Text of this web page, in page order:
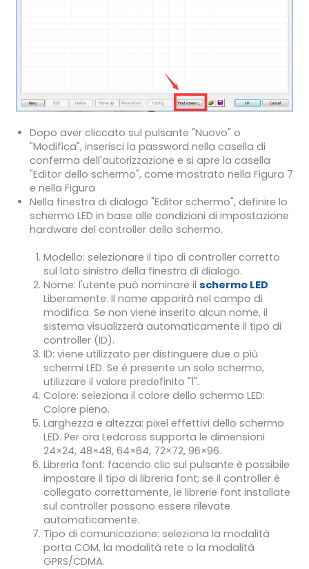
Dopo aver cliccato sul pulsante "Nuovo" o
"Modifica", inserisci la password nella casella di
conferma dell'autorizzazione e si apre la casella
"Editor dello schermo", come mostrato nella Figura 7
e nella Figura
Nella finestra di dialogo "Editor schermo", definire lo
schermo LED in base alle condizioni di impostazione
hardware del controller dello schermo.
Modello: selezionare il tipo di controller corretto
sul lato sinistro della finestra di dialogo.
Nome: l'utente può nominare il schermo LED
Liberamente. Il nome apparirà nel campo di
modifica. Se non viene inserito alcun nome, il
sistema visualizzerà automaticamente il tipo di
controller (ID).
ID: viene utilizzato per distinguere due o più
schermi LED. Se è presente un solo schermo,
utilizzare il valore predefinito "1".
Colore: seleziona il colore dello schermo LED:
Colore pieno.
Larghezza e altezza: pixel effettivi dello schermo
LED. Per ora Ledcross supporta le dimensioni
24×24, 48×48, 64×64, 72×72, 96×96.
Libreria font: facendo clic sul pulsante è possibile
impostare il tipo di libreria font; se il controller è
collegato correttamente, le librerie font installate
sul controller possono essere rilevate
automaticamente.
Tipo di comunicazione: seleziona la modalità
porta COM, la modalità rete o la modalità
GPRS/CDMA.